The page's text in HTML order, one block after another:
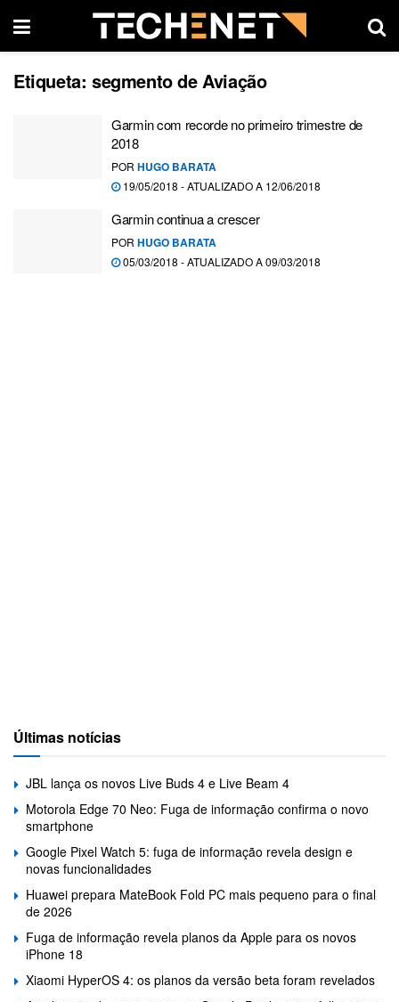
Etiqueta: segmento de Aviação
Garmin com recorde no primeiro trimestre de
2018
POR HUGO BARATA
19/05/2018 - ATUALIZADO A 12/06/2018
Garmin continua a crescer
POR HUGO BARATA
05/03/2018 - ATUALIZADO A 09/03/2018
Últimas notícias
JBL lança os novos Live Buds 4 e Live Beam 4
Motorola Edge 70 Neo: Fuga de informação confirma o novo
smartphone
Google Pixel Watch 5: fuga de informação revela design e
novas funcionalidades
Huawei prepara MateBook Fold PC mais pequeno para o final
de 2026
Fuga de informação revela planos da Apple para os novos
iPhone 18
Xiaomi HyperOS 4: os planos da versão beta foram revelados